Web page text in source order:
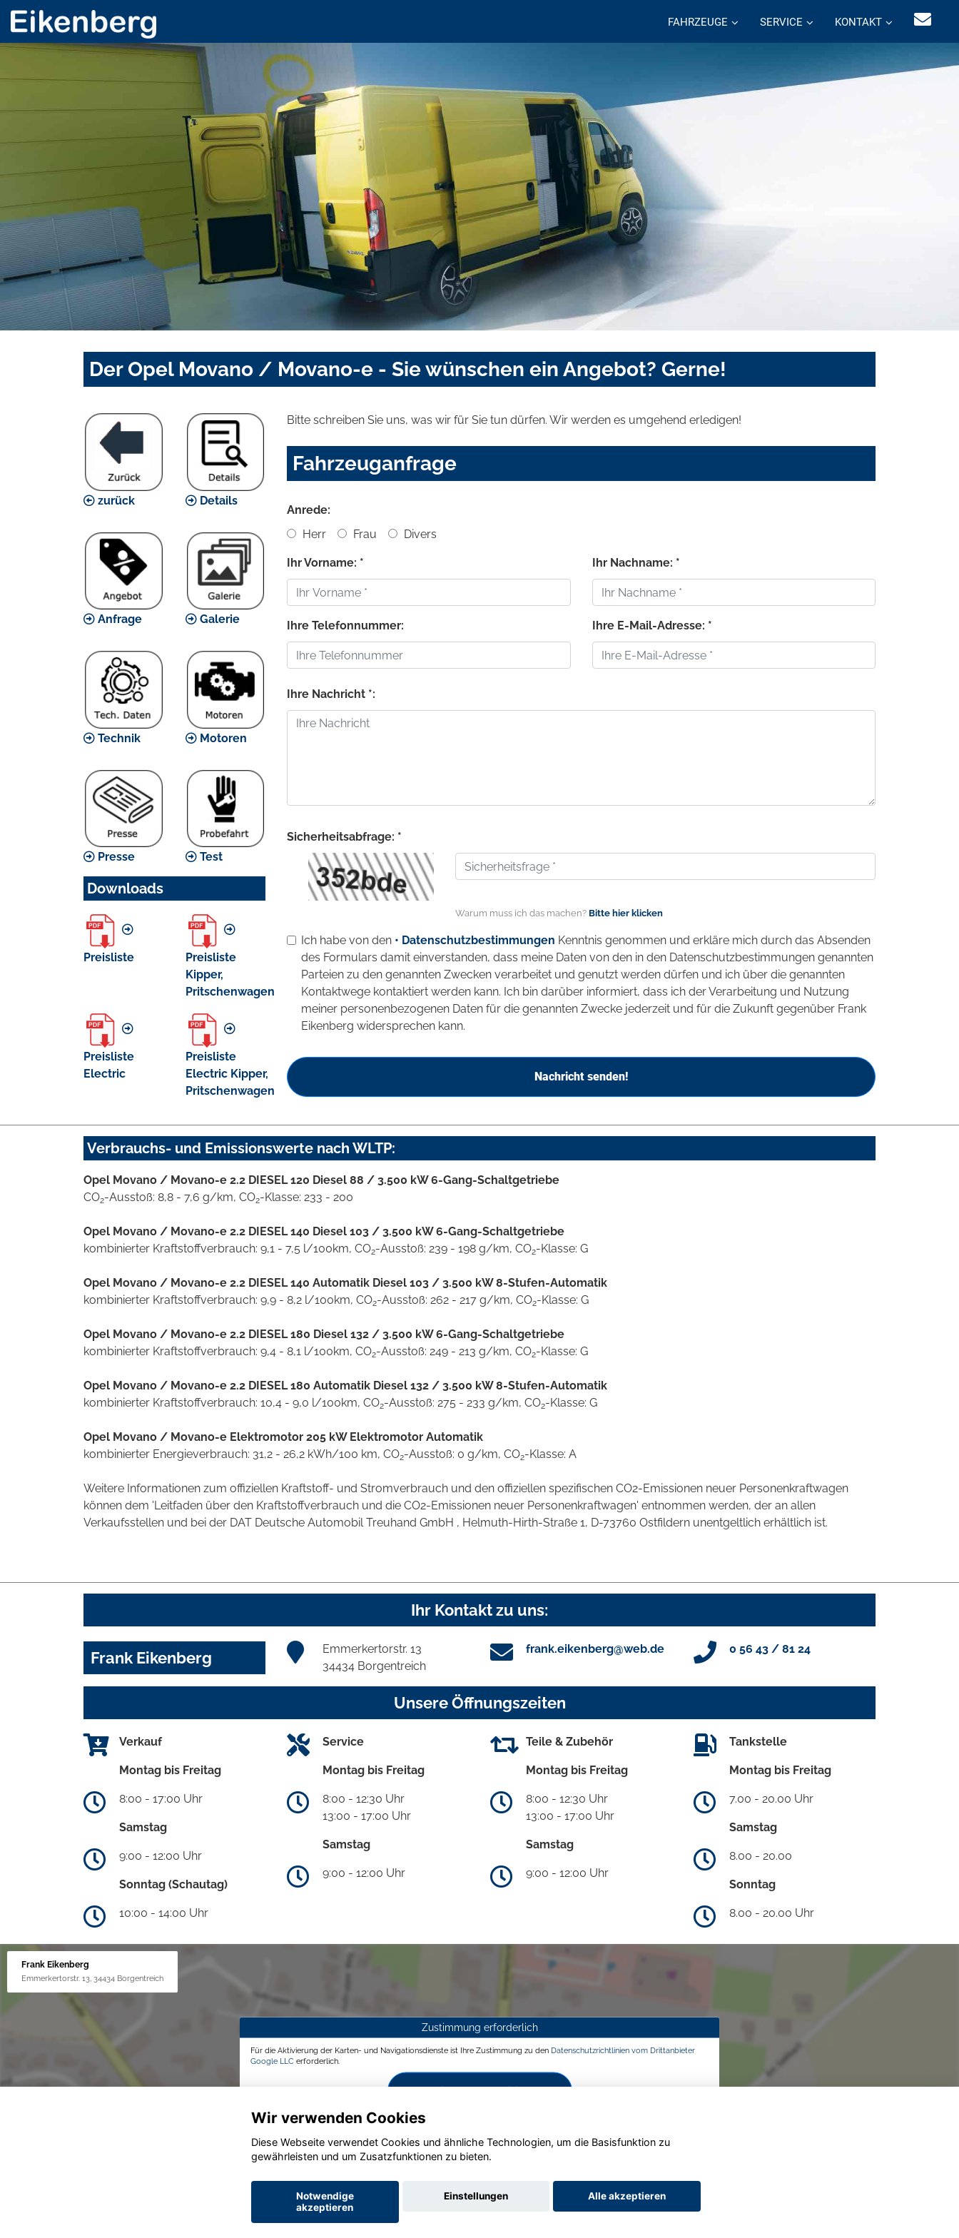
FAHRZEUGE SERVICE KONTAKT
Der Opel Movano / Movano-e - Sie wünschen ein Angebot? Gerne!
zurück Details
Anfrage Galerie
Technik Motoren
Presse Test
Downloads
Preisliste
Preisliste
Kipper,
Pritschenwagen
Preisliste
Electric
Preisliste
Electric Kipper,
Pritschenwagen
Bitte schreiben Sie uns, was wir für Sie tun dürfen. Wir werden es umgehend erledigen!
Fahrzeuganfrage
Anrede:
Herr
Frau Divers
Ihr Vorname: * Ihr Nachname: *
Ihre Telefonnummer: Ihre E-Mail-Adresse: *
Ihre Nachricht *:
Sicherheitsabfrage: *
Warum muss ich das machen? Bitte hier klicken
Ich habe von den • Datenschutzbestimmungen Kenntnis genommen und erkläre mich durch das Absenden
des Formulars damit einverstanden, dass meine Daten von den in den Datenschutzbestimmungen genannten
Parteien zu den genannten Zwecken verarbeitet und genutzt werden dürfen und ich über die genannten
Kontaktwege kontaktiert werden kann. Ich bin darüber informiert, dass ich der Verarbeitung und Nutzung
meiner personenbezogenen Daten für die genannten Zwecke jederzeit und für die Zukunft gegenüber Frank
Eikenberg widersprechen kann.
Nachricht senden!
Verbrauchs- und Emissionswerte nach WLTP:
Opel Movano / Movano-e 2.2 DIESEL 120 Diesel 88 / 3.500 kW 6-Gang-Schaltgetriebe
CO2-Ausstoß: 8,8 - 7,6 g/km, CO2-Klasse: 233 - 200
Opel Movano / Movano-e 2.2 DIESEL 140 Diesel 103 / 3.500 kW 6-Gang-Schaltgetriebe
kombinierter Kraftstoffverbrauch: 9,1 - 7,5 l/100km, CO2-Ausstoß: 239 - 198 g/km, CO2-Klasse: G
Opel Movano / Movano-e 2.2 DIESEL 140 Automatik Diesel 103 / 3.500 kW 8-Stufen-Automatik
kombinierter Kraftstoffverbrauch: 9,9 - 8,2 l/100km, CO2-Ausstoß: 262 - 217 g/km, CO2-Klasse: G
Opel Movano / Movano-e 2.2 DIESEL 180 Diesel 132 / 3.500 kW 6-Gang-Schaltgetriebe
kombinierter Kraftstoffverbrauch: 9,4 - 8,1 l/100km, CO2-Ausstoß: 249 - 213 g/km, CO2-Klasse: G
Opel Movano / Movano-e 2.2 DIESEL 180 Automatik Diesel 132 / 3.500 kW 8-Stufen-Automatik
kombinierter Kraftstoffverbrauch: 10,4 - 9,0 l/100km, CO2-Ausstoß: 275 - 233 g/km, CO2-Klasse: G
Opel Movano / Movano-e Elektromotor 205 kW Elektromotor Automatik
kombinierter Energieverbrauch: 31,2 - 26,2 kWh/100 km, CO2-Ausstoß: 0 g/km, CO2-Klasse: A
Weitere Informationen zum offiziellen Kraftstoff- und Stromverbrauch und den offiziellen spezifischen CO2-Emissionen neuer Personenkraftwagen
können dem 'Leitfaden über den Kraftstoffverbrauch und die CO2-Emissionen neuer Personenkraftwagen' entnommen werden, der an allen
Verkaufsstellen und bei der DAT Deutsche Automobil Treuhand GmbH , Helmuth-Hirth-Straße 1, D-73760 Ostfildern unentgeltlich erhältlich ist.
Ihr Kontakt zu uns:
Frank Eikenberg
Emmerkertorstr. 13
34434 Borgentreich
frank.eikenberg@web.de 0 56 43 / 81 24
Unsere Öffnungszeiten
Verkauf
Montag bis Freitag
8:00 - 17:00 Uhr
Samstag
9:00 - 12:00 Uhr
Sonntag (Schautag)
10:00 - 14:00 Uhr
Service
Montag bis Freitag
8:00 - 12:30 Uhr
13:00 - 17:00 Uhr
Samstag
9:00 - 12:00 Uhr
Teile & Zubehör
Montag bis Freitag
8:00 - 12:30 Uhr
13:00 - 17:00 Uhr
Samstag
9:00 - 12:00 Uhr
Tankstelle
Montag bis Freitag
7.00 - 20.00 Uhr
Samstag
8.00 - 20.00
Sonntag
8.00 - 20.00 Uhr
Frank Eikenberg
Emmerkertorstr. 13, 34434 Borgentreich
Zustimmung erforderlich
Für die Aktivierung der Karten- und Navigationsdienste ist Ihre Zustimmung zu den Datenschutzrichtlinien vom Drittanbieter
Google LLC erforderlich.
Wir verwenden Cookies
Diese Webseite verwendet Cookies und ähnliche Technologien, um die Basisfunktion zu
gewährleisten und um Zusatzfunktionen zu bieten.
Notwendige
akzeptieren
Einstellungen Alle akzeptieren